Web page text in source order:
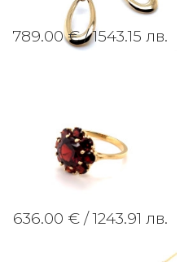
789.00 € / 1543.15 лв.
636.00 € / 1243.91 лв.